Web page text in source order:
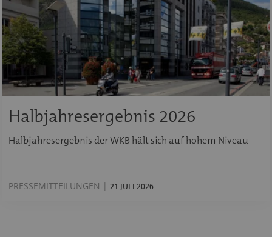
Halbjahresergebnis 2026
Halbjahresergebnis der WKB hält sich auf hohem Niveau
PRESSEMITTEILUNGEN | 21 JULI 2026